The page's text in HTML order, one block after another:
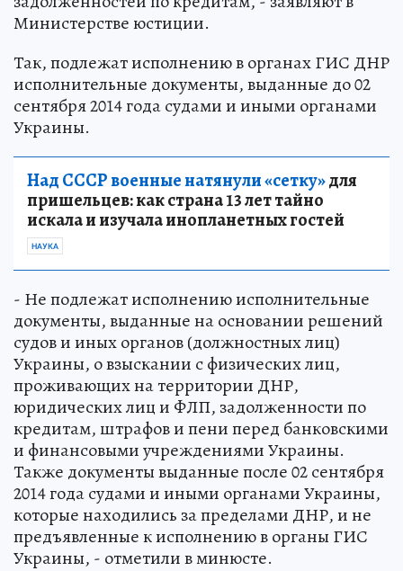
Министерстве юстиции.
Так, подлежат исполнению в органах ГИС ДНР
исполнительные документы, выданные до 02
сентября 2014 года судами и иными органами
Украины.
Над СССР военные натянули «сетку»для
пришельцев: как страна 13 лет тайно
искала и изучала инопланетных гостей
НАУКА
- Не подлежат исполнению исполнительные
документы, выданные на основании решений
судов и иных органов (должностных лиц)
Украины, о взыскании с физических лиц,
проживающих на территории ДНР,
юридических лиц и ФЛП, задолженности по
кредитам, штрафов и пени перед банковскими
и финансовыми учреждениями Украины.
Также документы выданные после 02 сентября
2014 года судами и иными органами Украины,
которые находились за пределами ДНР, и не
предъявленные к исполнению в органы ГИС
Украины, - отметили в минюсте.